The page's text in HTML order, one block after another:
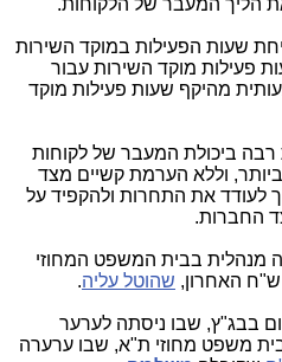
הליך המעבר של הלקוחות.
שעות הפעילות במוקד השירות
פעילות מוקד השירות עבור
מהיקף שעות פעילות מוקד
ביכולת המעבר של לקוחות
וללא הערמת קשיים מצד
את התחרות ולהקפיד על
מצד החברות.
מנהלית בבית המשפט המחוזי
שהוטל עליה.
בבג"ץ, שבו ניסתה לערער
משפט מחוזי ת"א, שבו ערערה